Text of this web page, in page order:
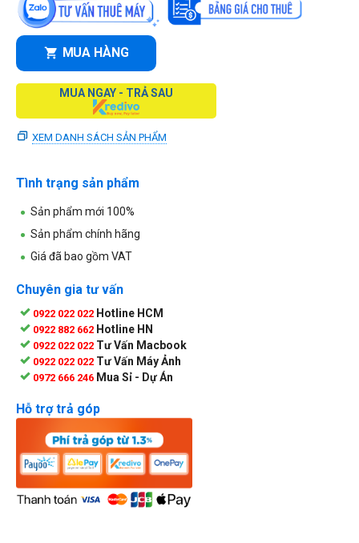
MUA HÀNG
MUA NGAY - TRẢ SAU
XEM DANH SÁCH SẢN PHẨM
Tình trạng sản phẩm
Sản phẩm mới 100%
Sản phẩm chính hãng
Giá đã bao gồm VAT
Chuyên gia tư vấn
0922 022 022 Hotline HCM
0922 882 662 Hotline HN
0922 022 022 Tư Vấn Macbook
0922 022 022 Tư Vấn Máy Ảnh
0972 666 246 Mua Sỉ - Dự Án
Hỗ trợ trả góp